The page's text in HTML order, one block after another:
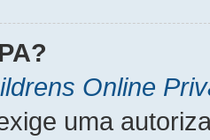
?
Online
uma